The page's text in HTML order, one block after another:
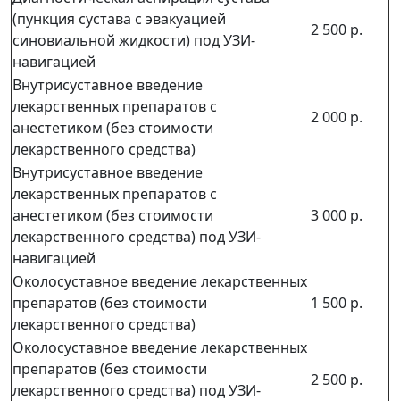
(пункция сустава с эвакуацией
синовиальной жидкости) под УЗИ-
навигацией
2 500 р.
Внутрисуставное введение
лекарственных препаратов с
анестетиком (без стоимости
лекарственного средства)
2 000 р.
Внутрисуставное введение
лекарственных препаратов с
анестетиком (без стоимости
лекарственного средства) под УЗИ-
навигацией
3 000 р.
Околосуставное введение лекарственных
препаратов (без стоимости
лекарственного средства)
1 500 р.
Околосуставное введение лекарственных
препаратов (без стоимости
лекарственного средства) под УЗИ-
2 500 р.